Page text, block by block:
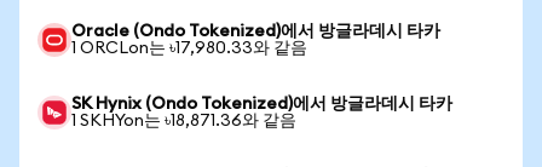
Oracle (Ondo Tokenized)에서 방글라데시 타카
1 ORCLon는 ৳17,980.33와 같음
SK Hynix (Ondo Tokenized)에서 방글라데시 타카
1 SKHYon는 ৳18,871.36와 같음